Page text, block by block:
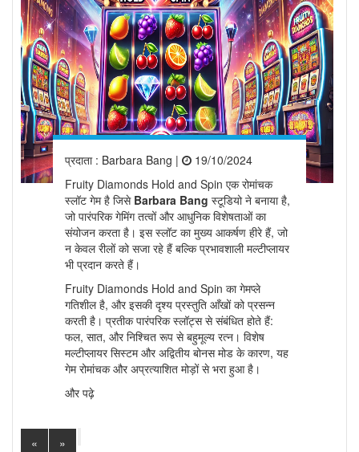
प्रदाता : Barbara Bang |
19/10/2024
Fruity Diamonds Hold and Spin एक रोमांचक
स्लॉट गेम है जिसे Barbara Bang स्टूडियो ने बनाया है,
जो पारंपरिक गेमिंग तत्वों और आधुनिक विशेषताओं का
संयोजन करता है। इस स्लॉट का मुख्य आकर्षण हीरे हैं, जो
न केवल रीलों को सजा रहे हैं बल्कि प्रभावशाली मल्टीप्लायर
भी प्रदान करते हैं।
Fruity Diamonds Hold and Spin का गेमप्ले
गतिशील है, और इसकी दृश्य प्रस्तुति आँखों को प्रसन्न
करती है। प्रतीक पारंपरिक स्लॉट्स से संबंधित होते हैं:
फल, सात, और निश्चित रूप से बहुमूल्य रत्न। विशेष
मल्टीप्लायर सिस्टम और अद्वितीय बोनस मोड के कारण, यह
गेम रोमांचक और अप्रत्याशित मोड़ों से भरा हुआ है।
और पढ़े
« »